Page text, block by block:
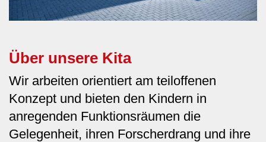
Über unsere Kita
Wir arbeiten orientiert am teiloffenen
Konzept und bieten den Kindern in
anregenden Funktionsräumen die
Gelegenheit, ihren Forscherdrang und ihre